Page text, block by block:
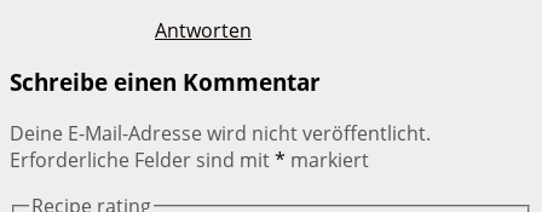
Antworten
Schreibe einen Kommentar
Deine E-Mail-Adresse wird nicht veröffentlicht.
Erforderliche Felder sind mit* markiert
Recipe rating